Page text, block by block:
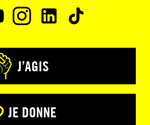
J’AGIS
JE DONNE